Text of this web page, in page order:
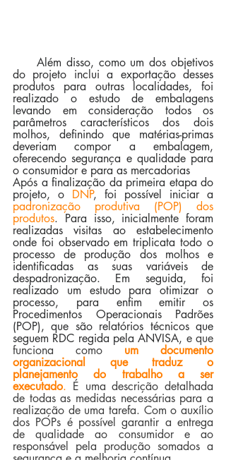
do projeto inclui a exportação desses
produtos para outras localidades, foi
realizado o estudo de embalagens
levando em consideração todos os
parâmetros característicos dos dois
molhos, definindo que matérias-primas
deveriam compor a embalagem,
oferecendo segurança e qualidade para
o consumidor e para as mercadorias
Após a finalização da primeira etapa do
projeto, o DNP
padronização produtiva (POP) dos
produtos. Para isso, inicialmente foram
realizadas visitas ao estabelecimento
onde foi observado em triplicata todo o
processo de produção dos molhos e
identificadas as suas variáveis de
despadronização. Em seguida, foi
realizado um estudo para otimizar o
processo, para enfim emitir os
Procedimentos Operacionais Padrões
(POP), que são relatórios técnicos que
seguem RDC regida pela ANVISA, e que
funciona como um documento
organizacional que traduz o
planejamento do trabalho a ser
executado. É uma descrição detalhada
de todas as medidas necessárias para a
realização de uma tarefa. Com o auxílio
dos POPs é possível garantir a entrega
de qualidade ao consumidor e ao
responsável pela produção somados a